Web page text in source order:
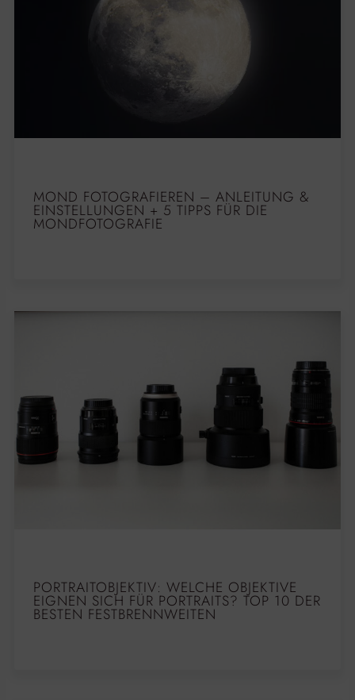
MOND FOTOGRAFIEREN – ANLEITUNG &
EINSTELLUNGEN + 5 TIPPS FÜR DIE
MONDFOTOGRAFIE
PORTRAITOBJEKTIV: WELCHE OBJEKTIVE
EIGNEN SICH FÜR PORTRAITS? TOP 10 DER
BESTEN FESTBRENNWEITEN